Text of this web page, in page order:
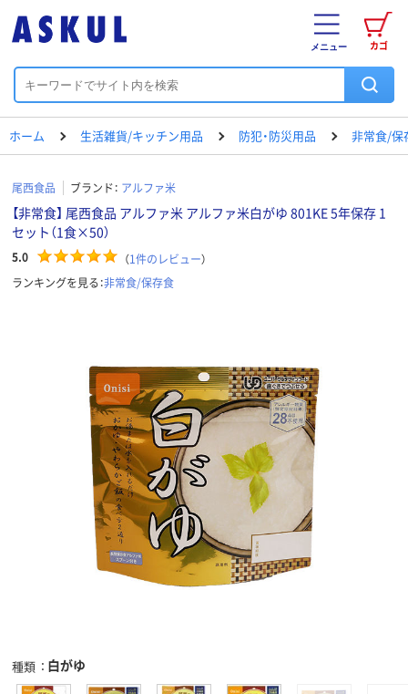
カゴ
メニュー
ホーム 生活雑貨/キッチン用品 防犯・防災用品 非常食/保
尾西食品 ブランド： アルファ米
【非常食】 尾西食品 アルファ米 アルファ米白がゆ 801KE 5年保存 1
セット（1食×50）
5.0 （1件のレビュー）
ランキングを見る：非常食/保存食
種類 白がゆ